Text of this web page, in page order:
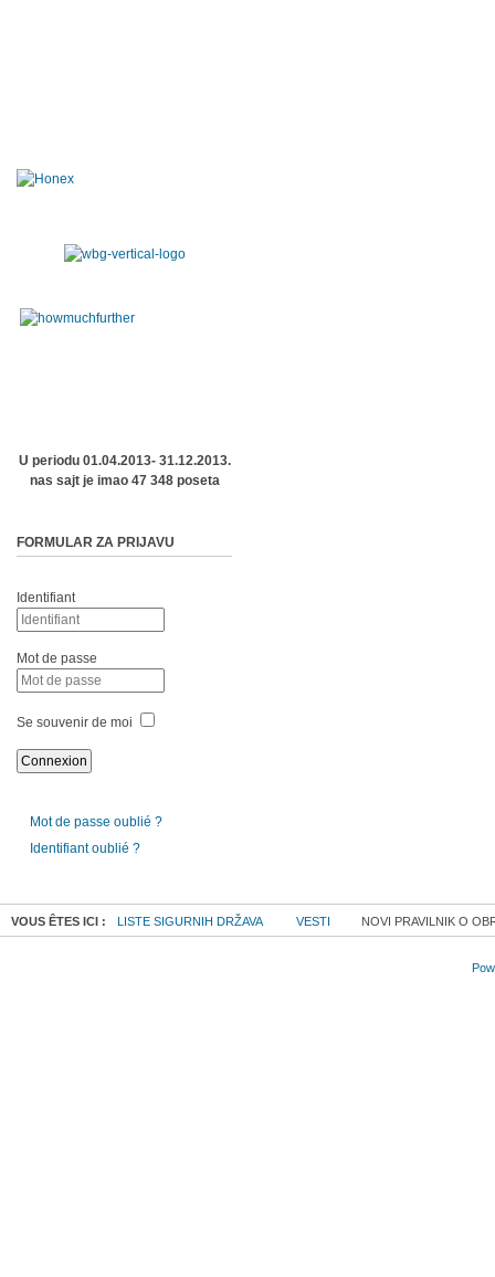
U periodu 01.04.2013- 31.12.2013.
nas sajt je imao 47 348 poseta
FORMULAR ZA PRIJAVU
Identifiant
Mot de passe
Se souvenir de moi
Mot de passe oublié ?
Identifiant oublié ?
VOUS ÊTES ICI : LISTE SIGURNIH DRŽAVA VESTI NOVI PRAVILNIK O